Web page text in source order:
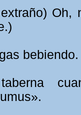
bebiendo.